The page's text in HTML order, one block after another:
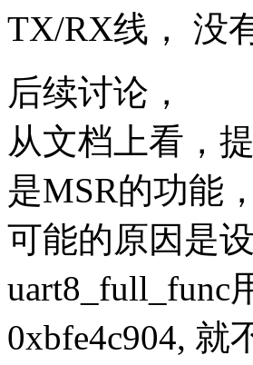
TX/RX线， 没
后续讨论，
从文档上看，
是MSR的功能
可能的原因是
uart8_full_func
0xbfe4c904, 就